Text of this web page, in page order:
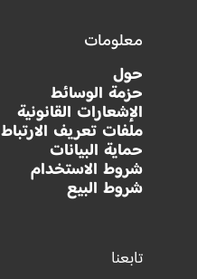
معلومات
حول
حزمة الوسائط
الإشعارات القانونية
ملفات تعريف الارتباط
حماية البيانات
شروط الاستخدام
شروط البيع
تابعنا